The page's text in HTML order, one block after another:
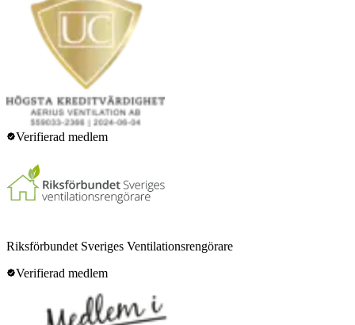
Verifierad medlem
Riksförbundet Sveriges Ventilationsrengörare
Verifierad medlem